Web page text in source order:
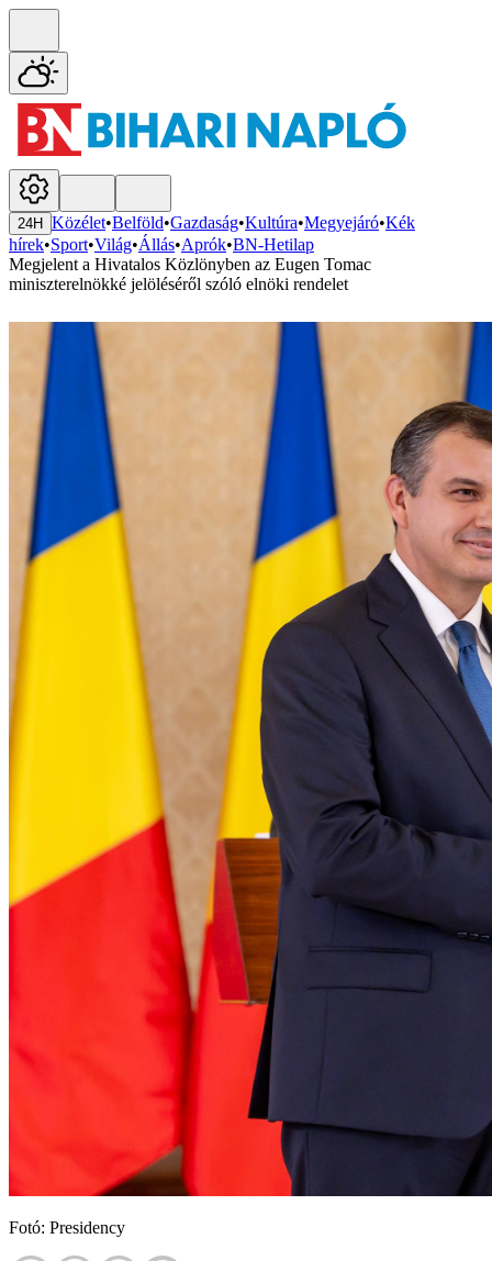
24H Közélet•Belföld•Gazdaság•Kultúra•Megyejáró•Kék
hírek•Sport•Világ•Állás•Aprók•BN-Hetilap
Megjelent a Hivatalos Közlönyben az Eugen Tomac
miniszterelnökké jelöléséről szóló elnöki rendelet
Fotó: Presidency